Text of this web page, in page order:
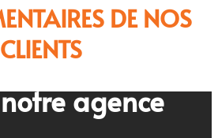
DE NOS
CLIENTS
agence